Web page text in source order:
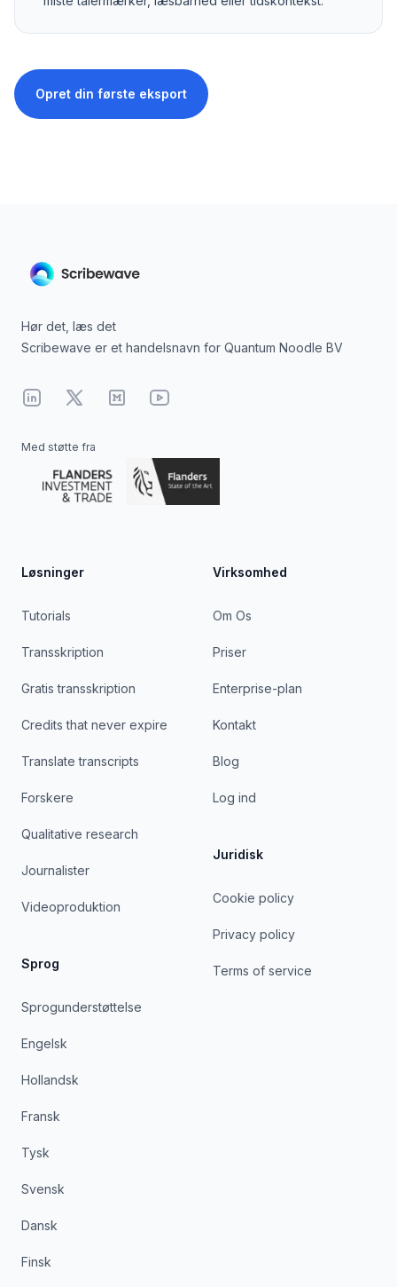
Opret din første eksport
Hør det, læs det
Scribewave er et handelsnavn for Quantum Noodle BV
Linkedin
X MediumYouTube
Med støtte fra
Løsninger
Tutorials
Transskription
Gratis transskription
Credits that never expire
Translate transcripts
Forskere
Qualitative research
Journalister
Videoproduktion
Sprog
Sprogunderstøttelse
Engelsk
Hollandsk
Fransk
Tysk
Svensk
Dansk
Finsk
Virksomhed
Om Os
Priser
Enterprise-plan
Kontakt
Blog
Log ind
Juridisk
Cookie policy
Privacy policy
Terms of service